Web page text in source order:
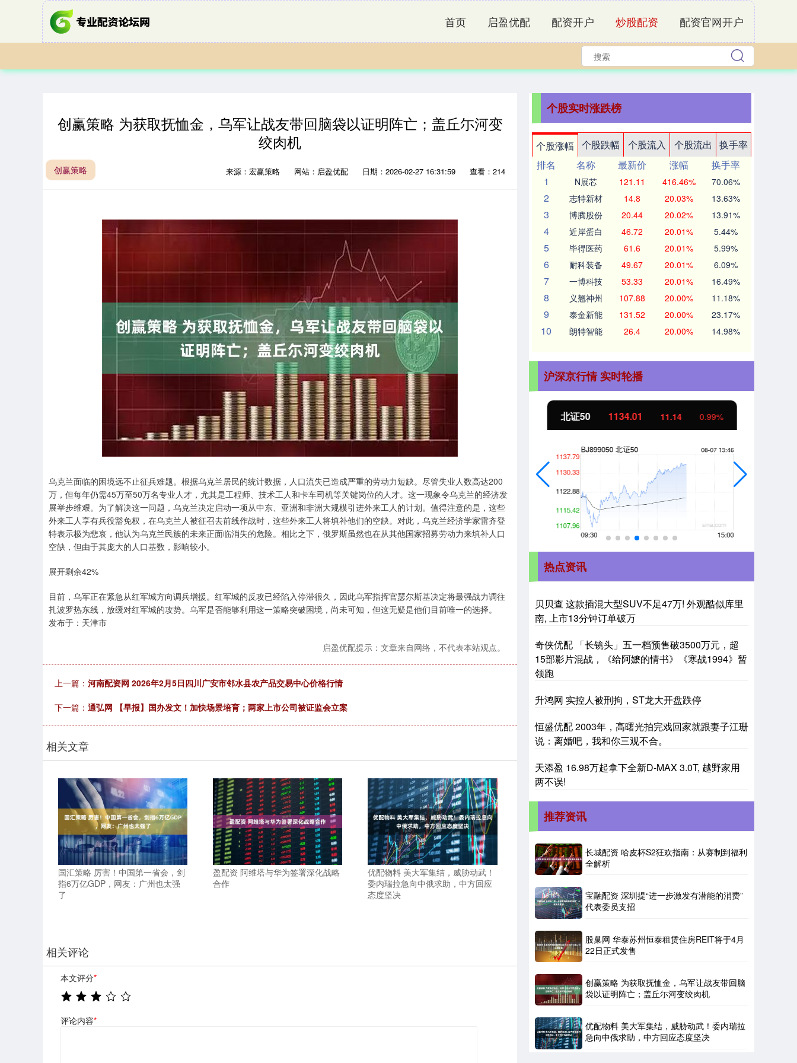
首页 启盈优配 配资开户 炒股配资 配资官网开户
创赢策略 为获取抚恤金，乌军让战友带回脑袋以证明阵亡；盖丘尓河变
绞肉机
创赢策略 来源：宏赢策略 网站：启盈优配 日期：2026-02-27 16:31:59 查看：214
乌克兰面临的困境远不止征兵难题。根据乌克兰居民的统计数据，人口流失已造成严重的劳动力短缺。尽管失业人数高达200
万，但每年仍需45万至50万名专业人才，尤其是工程师、技术工人和卡车司机等关键岗位的人才。这一现象令乌克兰的经济发
展举步维艰。为了解决这一问题，乌克兰决定启动一项从中东、亚洲和非洲大规模引进外来工人的计划。值得注意的是，这些
外来工人享有兵役豁免权，在乌克兰人被征召去前线作战时，这些外来工人将填补他们的空缺。对此，乌克兰经济学家雷齐登
特表示极为悲哀，他认为乌克兰民族的未来正面临消失的危险。相比之下，俄罗斯虽然也在从其他国家招募劳动力来填补人口
空缺，但由于其庞大的人口基数，影响较小。
展开剩余42%
目前，乌军正在紧急从红军城方向调兵增援。红军城的反攻已经陷入停滞很久，因此乌军指挥官瑟尔斯基决定将最强战力调往
扎波罗热东线，放缓对红军城的攻势。乌军是否能够利用这一策略突破困境，尚未可知，但这无疑是他们目前唯一的选择。
发布于：天津市
启盈优配提示：文章来自网络，不代表本站观点。
上一篇： 河南配资网 2026年2月5日四川广安市邻水县农产品交易中心价格行情
下一篇： 通弘网 【早报】国办发文！加快场景培育；两家上市公司被证监会立案
相关文章
国汇策略 厉害！中国第一省会，剑
指6万亿GDP，网友：广州也太强
了
盈配资 阿维塔与华为签署深化战略
合作
优配物料 美大军集结，威胁动武！
委内瑞拉急向中俄求助，中方回应
态度坚决
相关评论
本文评分*
评论内容*
个股实时涨跌榜
个股涨幅 个股跌幅 个股流入 个股流出
换手率
排名
名称 最新价 涨幅
换手率
1
N展芯 121.11 416.46% 70.06%
2 志特新材 14.8 20.03% 13.63%
3 博腾股份 20.44 20.02% 13.91%
4 近岸蛋白 46.72 20.01% 5.44%
5 毕得医药 61.6 20.01% 5.99%
6 耐科装备 49.67 20.01% 6.09%
7 一博科技 53.33 20.01% 16.49%
8 义翘神州 107.88 20.00% 11.18%
9 泰金新能 131.52 20.00% 23.17%
10 朗特智能 26.4 20.00% 14.98%
沪深京行情 实时轮播
272.26 1.93% 沪深300 4702.55 北证50 1134.01 11.14 0.99%
热点资讯
贝贝查 这款插混大型SUV不足47万! 外观酷似库里
南, 上市13分钟订单破万
奇侠优配 「长镜头」五一档预售破3500万元，超
15部影片混战，《给阿嬷的情书》《寒战1994》暂
领跑
升鸿网 实控人被刑拘，ST龙大开盘跌停
恒盛优配 2003年，高曙光拍完戏回家就跟妻子江珊
说：离婚吧，我和你三观不合。
天添盈 16.98万起拿下全新D-MAX 3.0T, 越野家用
两不误!
推荐资讯
长城配资 哈皮杯S2狂欢指南：从赛制到福利
全解析
宝融配资 深圳提“进一步激发有潜能的消费”
代表委员支招
股巢网 华泰苏州恒泰租赁住房REIT将于4月
22日正式发售
创赢策略 为获取抚恤金，乌军让战友带回脑
袋以证明阵亡；盖丘尓河变绞肉机
优配物料 美大军集结，威胁动武！委内瑞拉
急向中俄求助，中方回应态度坚决